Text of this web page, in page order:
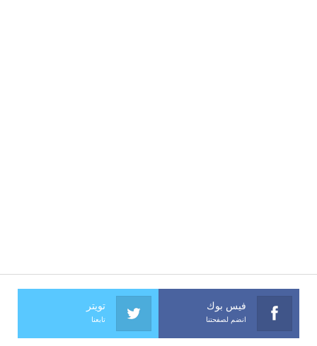
فيس بوك
انضم لصفحتنا
تويتر
تابعنا